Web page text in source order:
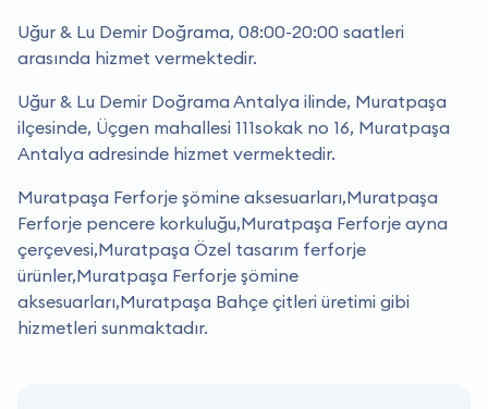
Uğur & Lu Demir Doğrama, 08:00-20:00 saatleri
arasında hizmet vermektedir.
Uğur & Lu Demir Doğrama Antalya ilinde, Muratpaşa
ilçesinde, Üçgen mahallesi 111sokak no 16, Muratpaşa
Antalya adresinde hizmet vermektedir.
Muratpaşa Ferforje şömine aksesuarları,Muratpaşa
Ferforje pencere korkuluğu,Muratpaşa Ferforje ayna
çerçevesi,Muratpaşa Özel tasarım ferforje
ürünler,Muratpaşa Ferforje şömine
aksesuarları,Muratpaşa Bahçe çitleri üretimi gibi
hizmetleri sunmaktadır.